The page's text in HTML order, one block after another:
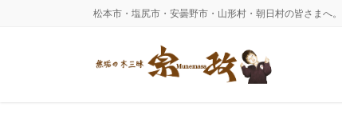
松本市・塩尻市・安曇野市・山形村・朝日村の皆さまへ